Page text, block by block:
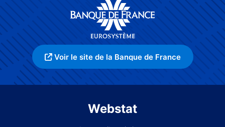
Voir le site de la Banque de France
Webstat